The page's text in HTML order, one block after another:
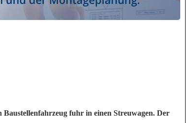
fuhr in einen Streuwagen. Der